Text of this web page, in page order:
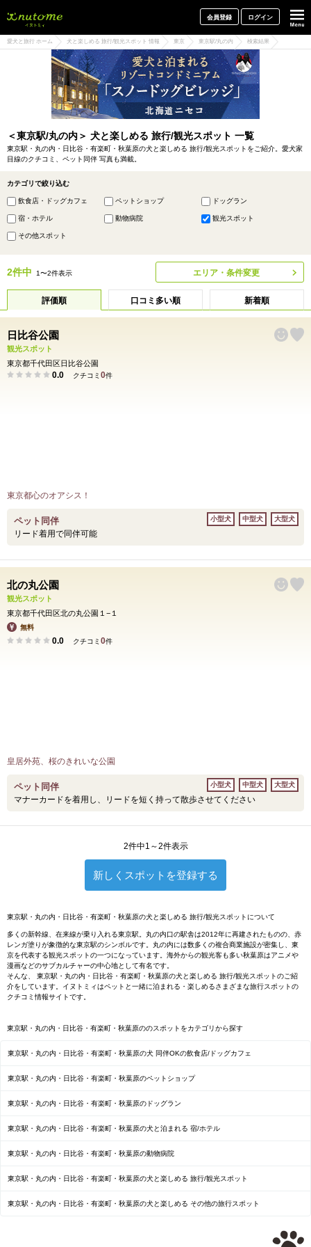
会員登録 ログイン
愛犬と旅行 ホーム 犬と楽しめる 旅行/観光スポット 情報 東京 東京駅/丸の内 検索結果
＜東京駅/丸の内＞ 犬と楽しめる 旅行/観光スポット 一覧
東京駅・丸の内・日比谷・有楽町・秋葉原の犬と楽しめる 旅行/観光スポットをご紹介。愛犬家
目線のクチコミ、ペット同伴 写真も満載。
カテゴリで絞り込む
飲食店・ドッグカフェ ペットショップ ドッグラン
宿・ホテル 動物病院 観光スポット
その他スポット
2件中 1〜2件表示 エリア・条件変更
評価順 口コミ多い順 新着順
日比谷公園
観光スポット
東京都千代田区日比谷公園
0.0 クチコミ 0件
東京都心のオアシス！
ペット同伴
リード着用で同伴可能
小型犬 中型犬 大型犬
北の丸公園
観光スポット
東京都千代田区北の丸公園１−１
無料
0.0 クチコミ 0件
皇居外苑、桜のきれいな公園
ペット同伴
マナーカードを着用し、リードを短く持って散歩させてください
小型犬 中型犬 大型犬
2件中1～2件表示
新しくスポットを登録する
東京駅・丸の内・日比谷・有楽町・秋葉原の犬と楽しめる 旅行/観光スポットについて
多くの新幹線、在来線が乗り入れる東京駅。丸の内口の駅舎は2012年に再建されたものの、赤
レンガ塗りが象徴的な東京駅のシンボルです。丸の内には数多くの複合商業施設が密集し、東
京を代表する観光スポットの一つになっています。海外からの観光客も多い秋葉原はアニメや
漫画などのサブカルチャーの中心地として有名です。
そんな、 東京駅・丸の内・日比谷・有楽町・秋葉原の犬と楽しめる 旅行/観光スポットのご紹
介をしています。イヌトミィはペットと一緒に泊まれる・楽しめるさまざまな旅行スポットの
クチコミ情報サイトです。
東京駅・丸の内・日比谷・有楽町・秋葉原ののスポットをカテゴリから探す
東京駅・丸の内・日比谷・有楽町・秋葉原の犬 同伴OKの飲食店/ドッグカフェ
東京駅・丸の内・日比谷・有楽町・秋葉原のペットショップ
東京駅・丸の内・日比谷・有楽町・秋葉原のドッグラン
東京駅・丸の内・日比谷・有楽町・秋葉原の犬と泊まれる 宿/ホテル
東京駅・丸の内・日比谷・有楽町・秋葉原の動物病院
東京駅・丸の内・日比谷・有楽町・秋葉原の犬と楽しめる 旅行/観光スポット
東京駅・丸の内・日比谷・有楽町・秋葉原の犬と楽しめる その他の旅行スポット